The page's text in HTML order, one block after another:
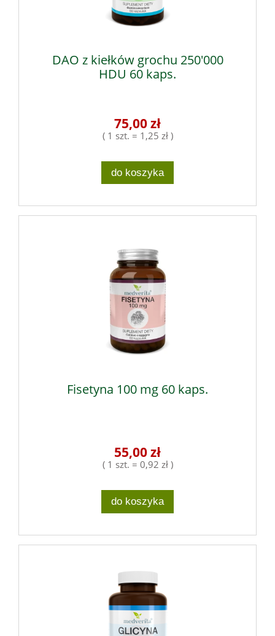
DAO z kiełków grochu 250'000
HDU 60 kaps.
75,00 zł
( 1 szt. = 1,25 zł )
do koszyka
Fisetyna 100 mg 60 kaps.
55,00 zł
( 1 szt. = 0,92 zł )
do koszyka